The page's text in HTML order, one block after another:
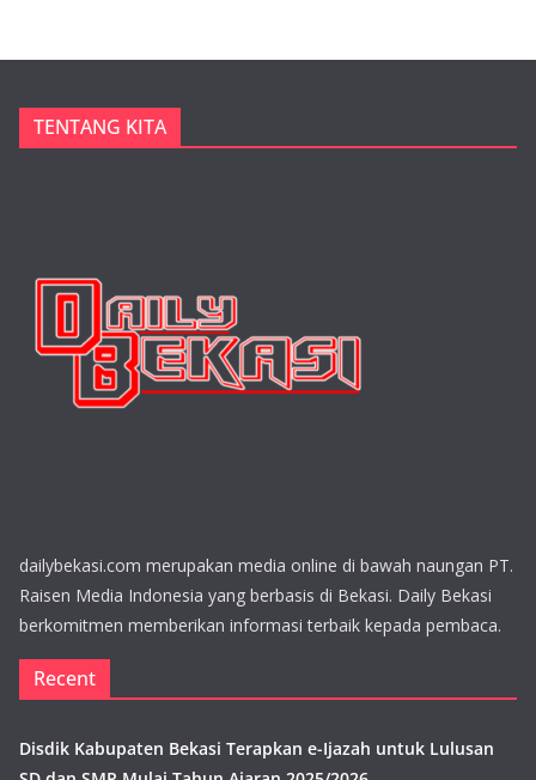
TENTANG KITA
dailybekasi.com merupakan media online di bawah naungan PT.
Raisen Media Indonesia yang berbasis di Bekasi. Daily Bekasi
berkomitmen memberikan informasi terbaik kepada pembaca.
Recent
Disdik Kabupaten Bekasi Terapkan e-Ijazah untuk Lulusan